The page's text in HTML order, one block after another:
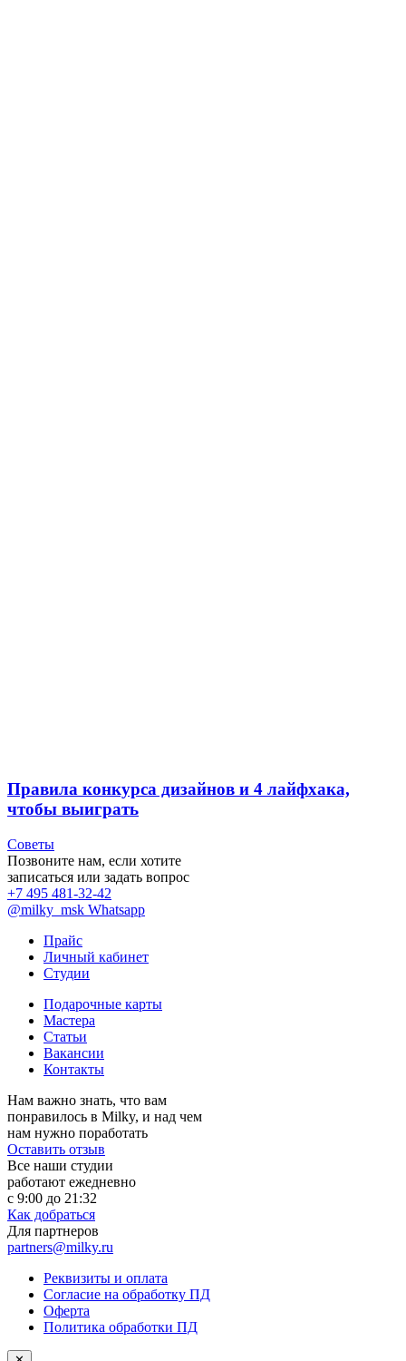
Правила конкурса дизайнов и 4 лайфхака,
чтобы выиграть
Советы
Позвоните нам, если хотите
записаться или задать вопрос
+7 495 481-32-42
@milky_msk Whatsapp
Прайс
Личный кабинет
Студии
Подарочные карты
Мастера
Статьи
Вакансии
Контакты
Нам важно знать, что вам
понравилось в Milky, и над чем
нам нужно поработать
Оставить отзыв
Все наши студии
работают ежедневно
с 9:00 до 21:32
Как добраться
Для партнеров
partners@milky.ru
Реквизиты и оплата
Согласие на обработку ПД
Оферта
Политика обработки ПД